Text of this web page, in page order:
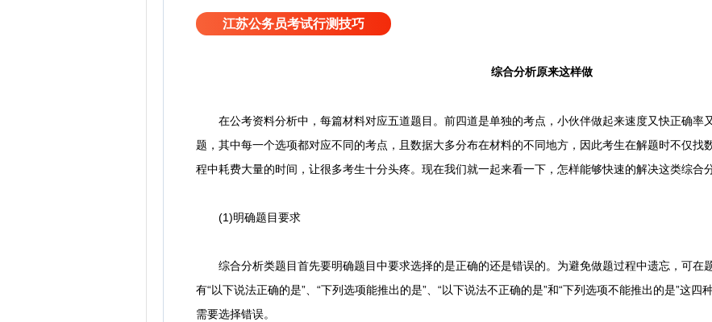
江苏公务员考试行测技巧
综合分析原来这样做
在公考资料分析中，每篇材料对应五道题目。前四道是单独的考点，小伙伴做起来速度又快正确率
题，其中每一个选项都对应不同的考点，且数据大多分布在材料的不同地方，因此考生在解题时不仅找
程中耗费大量的时间，让很多考生十分头疼。现在我们就一起来看一下，怎样能够快速的解决这类综合
(1)明确题目要求
综合分析类题目首先要明确题目中要求选择的是正确的还是错误的。为避免做题过程中遗忘，可在
有“以下说法正确的是”、“下列选项能推出的是”、“以下说法不正确的是”和“下列选项不能推出的是”这
需要选择错误。